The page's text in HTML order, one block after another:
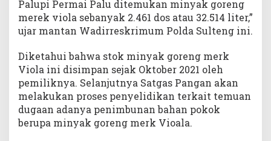
Palupi Permai Palu ditemukan minyak goreng
merek viola sebanyak 2.461 dos atau 32.514 liter,”
ujar mantan Wadirreskrimum Polda Sulteng ini.
Diketahui bahwa stok minyak goreng merk
Viola ini disimpan sejak Oktober 2021 oleh
pemiliknya. Selanjutnya Satgas Pangan akan
melakukan proses penyelidikan terkait temuan
dugaan adanya penimbunan bahan pokok
berupa minyak goreng merk Vioala.